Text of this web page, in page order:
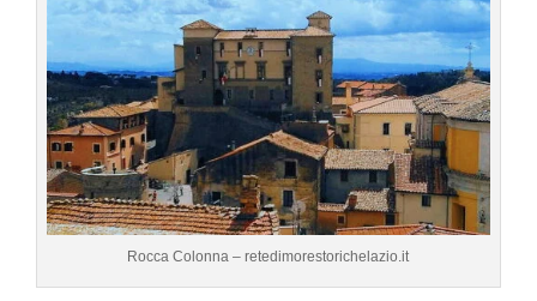
Rocca Colonna – retedimorestorichelazio.it